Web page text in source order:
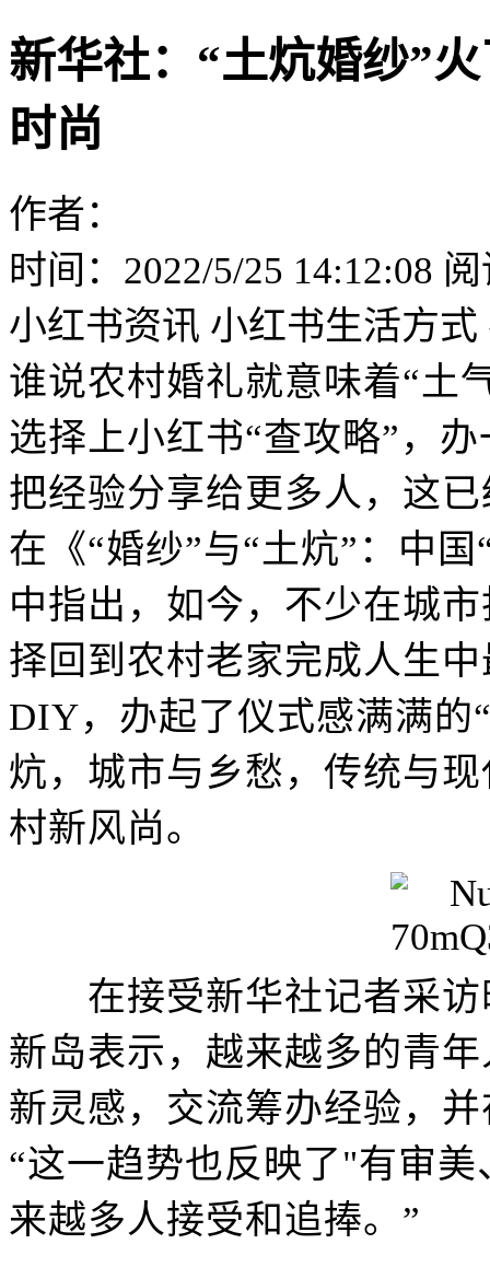
新华社：“土炕婚纱”
时尚
作者：
时间：2022/5/25 14:12:08
小红书资讯 小红书生活方式
谁说农村婚礼就意味着“土
选择上小红书“查攻略”，
把经验分享给更多人，这
在《“婚纱”与“土炕”：中
中指出，如今，不少在城
择回到农村老家完成人生
DIY，办起了仪式感满满的
炕，城市与乡愁，传统与
村新风尚。
在接受新华社记者采访
新岛表示，越来越多的青
新灵感，交流筹办经验，
“这一趋势也反映了"有审
来越多人接受和追捧。”